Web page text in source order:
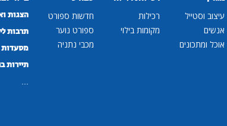
עיצוב וסטייל
אנשים
אוכל ומתכונים
רכילות
מקומות בילוי
חדשות ספורט
ספורט נוער
מכבי נתניה
הצגות
תרבות
מסעדות
תיירות